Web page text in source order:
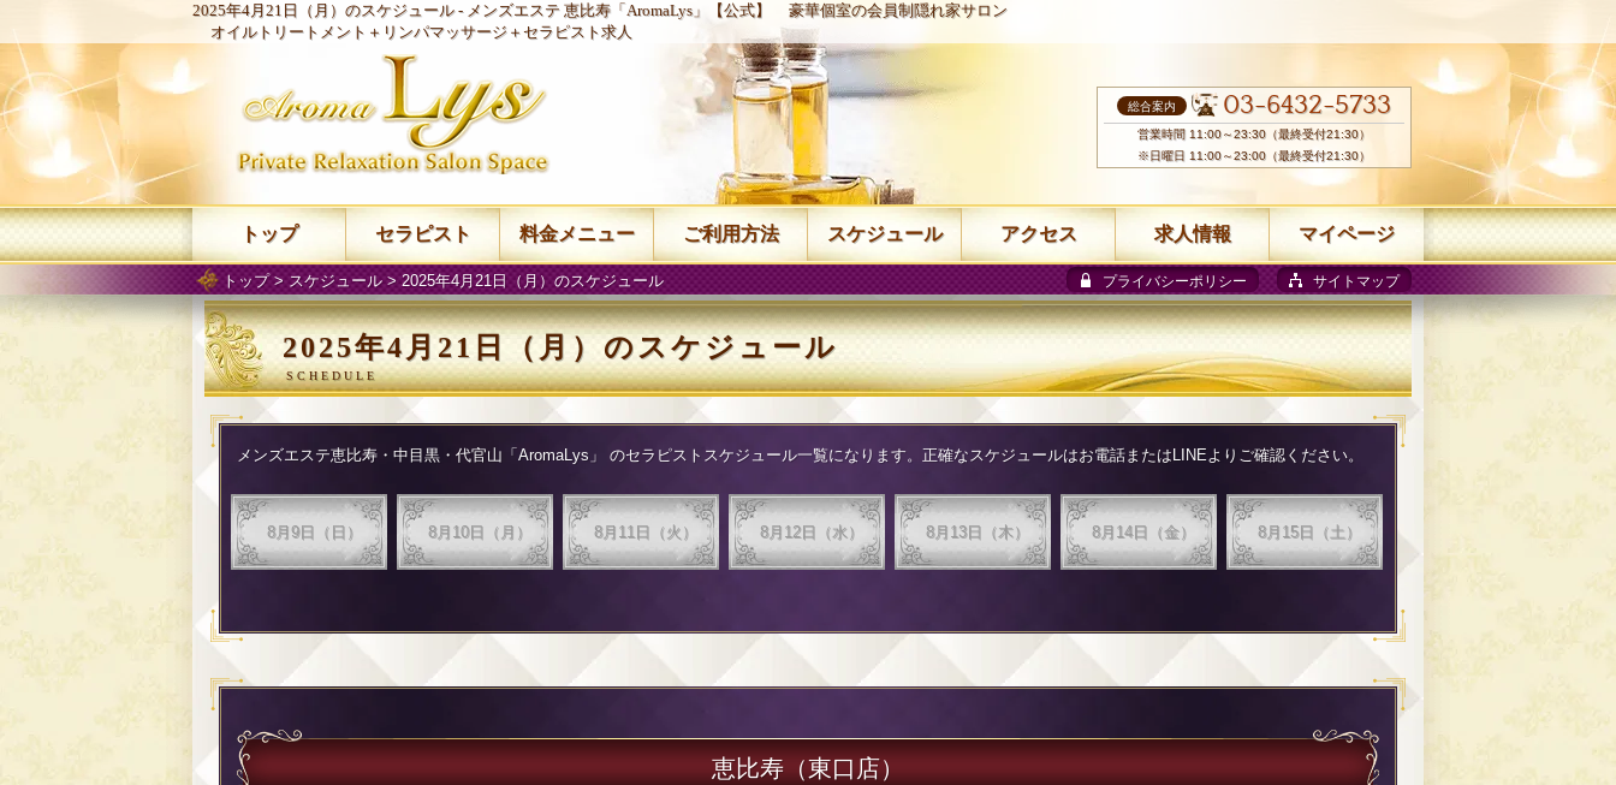
2025年4月21日（月）のスケジュール - メンズエステ 恵比寿「AromaLys」【公式】
豪華個室の会員制隠れ家サロン
オイルトリートメント＋リンパマッサージ＋セラピスト求人
トップ> スケジュール> 2025年4月21日（月）のスケジュール プライバシーポリシー サイトマップ
2025年4月21日（月）のスケジュール
メンズエステ恵比寿・中目黒・代官山「AromaLys」 のセラピストスケジュール一覧になります。正確なスケジュールはお電話またはLINEよりご確認ください。
8月9日（日） 8月10日（月） 8月11日（火） 8月12日（水） 8月13日（木） 8月14日（金） 8月15日（土）
恵比寿（東口店）
総合案内 03-6432-5733
営業時間 11:00～23:30（最終受付21:30）
※日曜日 11:00～23:00（最終受付21:30）
トップ セラピスト 料金メニュー ご利用方法 スケジュール アクセス 求人情報 マイページ